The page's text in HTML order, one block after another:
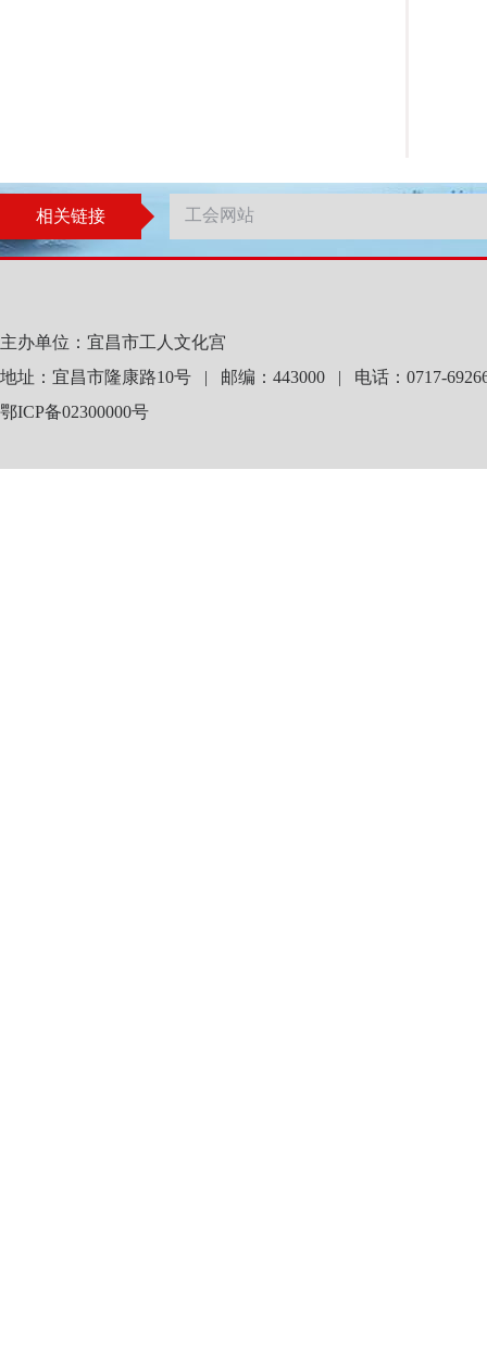
相关链接
主办单位：宜昌市工人文化宫
地址：宜昌市隆康路10号 | 邮编：443000 | 电话：0717-
鄂ICP备02300000号